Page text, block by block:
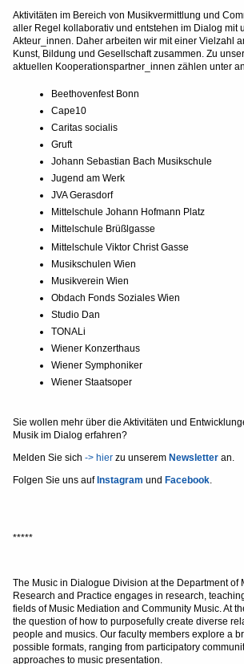
Aktivitäten im Bereich von Musikvermittlung und
aller Regel kollaborativ und entstehen im Dialog mit
Akteur_innen. Daher arbeiten wir mit einer Vielzahl
Kunst, Bildung und Gesellschaft zusammen. Zu
aktuellen Kooperationspartner_innen zählen unter
Beethovenfest Bonn
Cape10
Caritas socialis
Gruft
Johann Sebastian Bach Musikschule
Jugend am Werk
JVA Gerasdorf
Mittelschule Johann Hofmann Platz
Mittelschule Brüßlgasse
Mittelschule Viktor Christ Gasse
Musikschulen Wien
Musikverein Wien
Obdach Fonds Soziales Wien
Studio Dan
TONALi
Wiener Konzerthaus
Wiener Symphoniker
Wiener Staatsoper
Sie wollen mehr über die Aktivitäten und
Musik im Dialog erfahren?
Melden Sie sich -> hier zu unserem Newsletter an.
Folgen Sie uns auf Instagram und Facebook.
*****
The Music in Dialogue Division at the Department of
Research and Practice engages in research,
fields of Music Mediation and Community Music. At
the question of how to purposefully create diverse
people and musics. Our faculty members explore a
possible formats, ranging from participatory
approaches to music presentation.